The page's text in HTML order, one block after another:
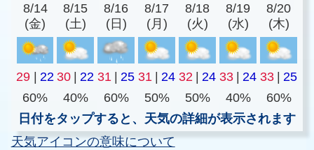
8/14
(金)
8/15
(土)
8/16
(日)
8/17
(月)
8/18
(火)
8/19
(水)
8/20
(木)
29 | 22 30 | 22 31 | 25 31 | 24 32 | 24 33 | 24 33 | 25
60%
40% 60% 50% 50% 40%
60%
日付をタップすると、天気の詳細が表示されます
天気アイコンの意味について